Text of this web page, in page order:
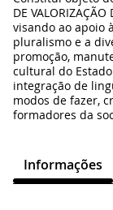
DE VALORIZAÇÃO
visando ao apoio
pluralismo e a
promoção,
cultural do
integração de
modos de fazer,
formadores da
Informações